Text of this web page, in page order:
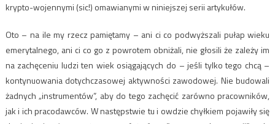
krypto-wojennymi (sic!) omawianymi w niniejszej serii artykułów.
Oto – na ile my rzecz pamiętamy – ani ci co podwyższali pułap wieku
emerytalnego, ani ci co go z powrotem obniżali, nie głosili że zależy im
na zachęceniu ludzi ten wiek osiągających do – jeśli tylko tego chcą –
kontynuowania dotychczasowej aktywności zawodowej. Nie budowali
żadnych „instrumentów”, aby do tego zachęcić zarówno pracowników,
jak i ich pracodawców. W następstwie tu i owdzie chyłkiem pojawiły się